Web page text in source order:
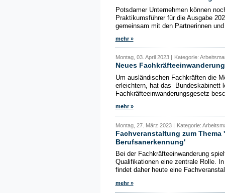
Potsdamer Unternehmen können
Praktikumsführer für die Ausgabe
gemeinsam mit den Partnerinnen
mehr »
Montag, 03. April 2023 | Kategorie:
Neues
Um ausländischen Fachkräften die
erleichtern, hat das Bundeskabinett
Fachkräfteeinwanderungsgesetz
mehr »
Montag, 27. März 2023 | Kategorie:
Fachveranstaltung zum
Berufsanerkennung'
Bei der Fachkräfteeinwanderung
Qualifikationen eine zentrale Rolle.
findet daher heute eine
mehr »